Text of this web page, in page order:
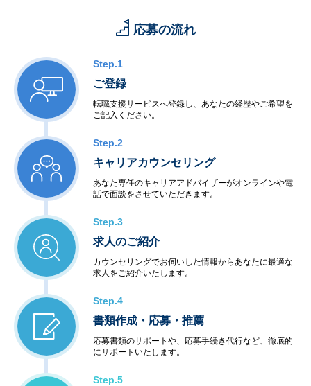
応募の流れ
Step.1
ご登録
転職支援サービスへ登録し、あなたの経歴やご希望を
ご記入ください。
Step.2
キャリアカウンセリング
あなた専任のキャリアアドバイザーがオンラインや電
話で面談をさせていただきます。
Step.3
求人のご紹介
カウンセリングでお伺いした情報からあなたに最適な
求人をご紹介いたします。
Step.4
書類作成・応募・推薦
応募書類のサポートや、応募手続き代行など、徹底的
にサポートいたします。
Step.5